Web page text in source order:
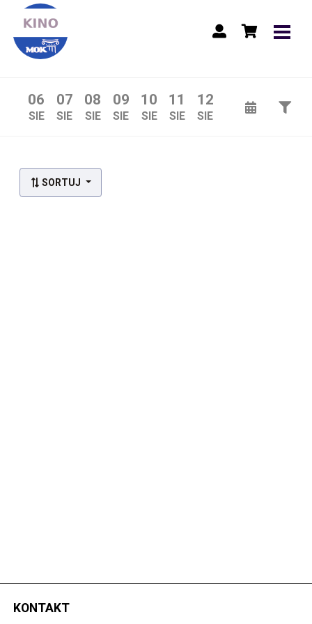
06
SIE
07
SIE
08
SIE
09
SIE
10
SIE
11
SIE
12
SIE
Lista wydarzeń:
SORTUJ
KONTAKT